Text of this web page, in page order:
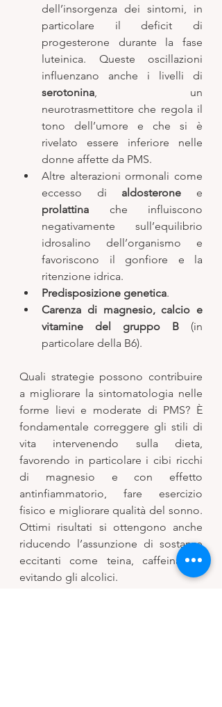
dell’insorgenza dei sintomi, in
particolare il deficit di
progesterone durante la fase
luteinica. Queste oscillazioni
serotonina, un
neurotrasmettitore che regola il
tono dell’umore e che si è
rivelato essere inferiore nelle
donne affette da PMS.
Altre alterazioni ormonali come
eccesso di aldosterone
prolattina che influiscono
negativamente sull’equilibrio
idrosalino dell’organismo e
favoriscono il gonfiore e la
ritenzione idrica.
Predisposizione genetica.
Carenza di magnesio, calcio e
vitamine del gruppo B (in
particolare della B6).
Quali strategie possono contribuire
a migliorare la sintomatologia nelle
forme lievi e moderate di PMS? È
fondamentale correggere gli stili di
vita intervenendo sulla dieta,
favorendo in particolare i cibi ricchi
di magnesio e con effetto
antinfiammatorio, fare esercizio
fisico e migliorare qualità del sonno.
Ottimi risultati si ottengono anche
riducendo l’assunzione di sostanze
eccitanti come teina, caffeina ed
evitando gli alcolici.